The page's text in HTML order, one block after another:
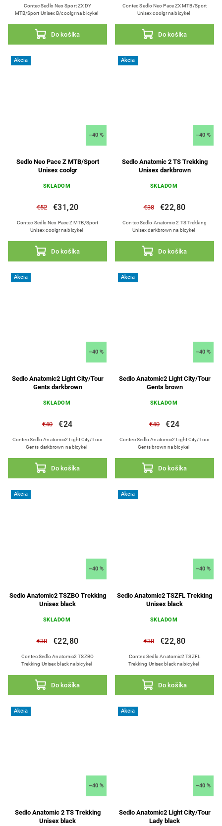
Do košíka
Contec Sedlo Neo Sport ZX DY
MTB/Sport Unisex B/coolgr na bicykel
Do košíka
Contec Sedlo Neo Pace ZX MTB/Sport
Unisex coolgr na bicykel
Akcia
–40 %
Sedlo Neo Pace Z MTB/Sport
Unisex coolgr
SKLADOM
€52 €31,20
Do košíka
Contec Sedlo Neo Pace Z MTB/Sport
Unisex coolgr na bicykel
Akcia
–40 %
Sedlo Anatomic 2 TS Trekking
Unisex darkbrown
SKLADOM
€38 €22,80
Do košíka
Contec Sedlo Anatomic 2 TS Trekking
Unisex darkbrown na bicykel
Akcia
–40 %
Sedlo Anatomic2 Light City/Tour
Gents darkbrown
SKLADOM
€40 €24
Do košíka
Contec Sedlo Anatomic2 Light City/Tour
Gents darkbrown na bicykel
Akcia
–40 %
Sedlo Anatomic2 Light City/Tour
Gents brown
SKLADOM
€40 €24
Do košíka
Contec Sedlo Anatomic2 Light City/Tour
Gents brown na bicykel
Akcia
–40 %
Sedlo Anatomic2 TSZBO Trekking
Unisex black
SKLADOM
€38 €22,80
Do košíka
Contec Sedlo Anatomic2 TSZBO
Trekking Unisex black na bicykel
Akcia
–40 %
Sedlo Anatomic2 TSZFL Trekking
Unisex black
SKLADOM
€38 €22,80
Do košíka
Contec Sedlo Anatomic2 TSZFL
Trekking Unisex black na bicykel
Akcia
–40 %
Sedlo Anatomic 2 TS Trekking
Unisex black
Akcia
–40 %
Sedlo Anatomic2 Light City/Tour
Lady black